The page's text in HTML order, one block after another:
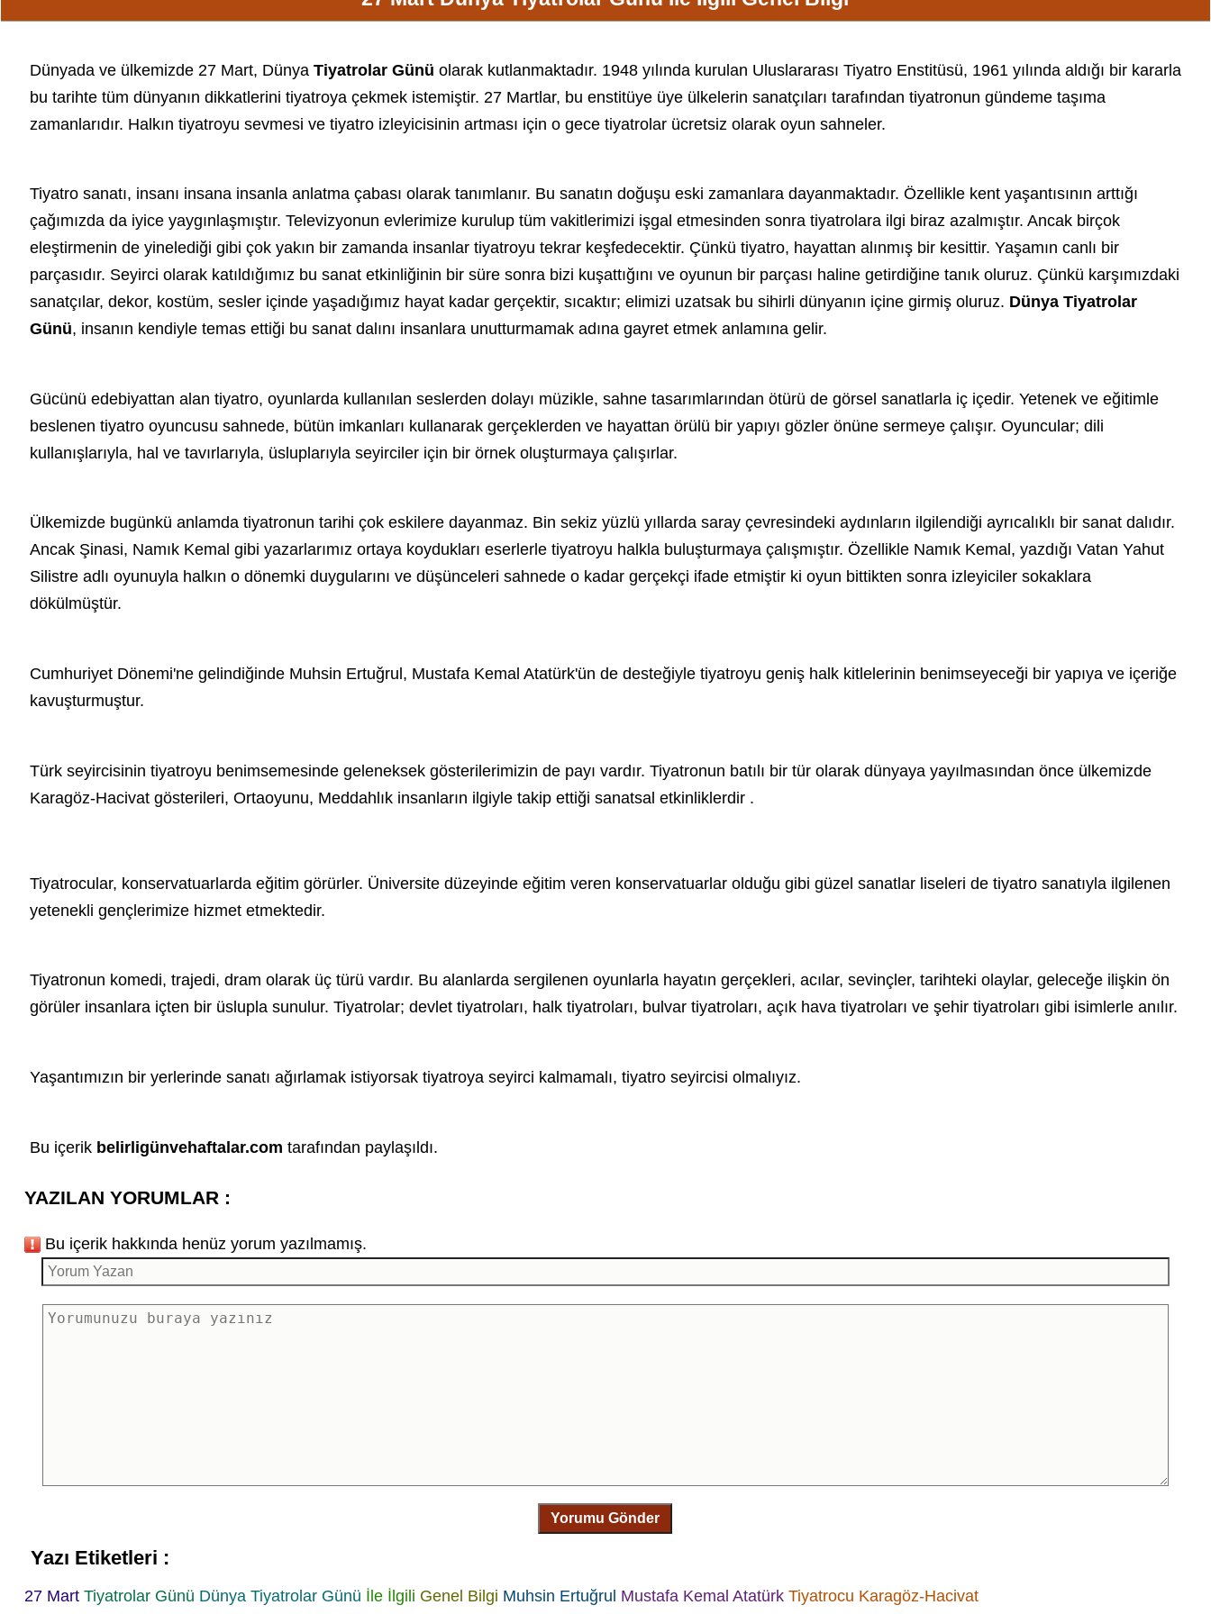
Dünyada ve ülkemizde 27 Mart, Dünya Tiyatrolar Günü olarak kutlanmaktadır. 1948 yılında kurulan Uluslararası Tiyatro Enstitüsü, 1961 yılında aldığı bir kararla
bu tarihte tüm dünyanın dikkatlerini tiyatroya çekmek istemiştir. 27 Martlar, bu enstitüye üye ülkelerin sanatçıları tarafından tiyatronun gündeme taşıma
zamanlarıdır. Halkın tiyatroyu sevmesi ve tiyatro izleyicisinin artması için o gece tiyatrolar ücretsiz olarak oyun sahneler.
Tiyatro sanatı, insanı insana insanla anlatma çabası olarak tanımlanır. Bu sanatın doğuşu eski zamanlara dayanmaktadır. Özellikle kent yaşantısının arttığı
çağımızda da iyice yaygınlaşmıştır. Televizyonun evlerimize kurulup tüm vakitlerimizi işgal etmesinden sonra tiyatrolara ilgi biraz azalmıştır. Ancak birçok
eleştirmenin de yinelediği gibi çok yakın bir zamanda insanlar tiyatroyu tekrar keşfedecektir. Çünkü tiyatro, hayattan alınmış bir kesittir. Yaşamın canlı bir
parçasıdır. Seyirci olarak katıldığımız bu sanat etkinliğinin bir süre sonra bizi kuşattığını ve oyunun bir parçası haline getirdiğine tanık oluruz. Çünkü karşımızdaki
sanatçılar, dekor, kostüm, sesler içinde yaşadığımız hayat kadar gerçektir, sıcaktır; elimizi uzatsak bu sihirli dünyanın içine girmiş oluruz. Dünya Tiyatrolar
Günü, insanın kendiyle temas ettiği bu sanat dalını insanlara unutturmamak adına gayret etmek anlamına gelir.
Gücünü edebiyattan alan tiyatro, oyunlarda kullanılan seslerden dolayı müzikle, sahne tasarımlarından ötürü de görsel sanatlarla iç içedir. Yetenek ve eğitimle
beslenen tiyatro oyuncusu sahnede, bütün imkanları kullanarak gerçeklerden ve hayattan örülü bir yapıyı gözler önüne sermeye çalışır. Oyuncular; dili
kullanışlarıyla, hal ve tavırlarıyla, üsluplarıyla seyirciler için bir örnek oluşturmaya çalışırlar.
Ülkemizde bugünkü anlamda tiyatronun tarihi çok eskilere dayanmaz. Bin sekiz yüzlü yıllarda saray çevresindeki aydınların ilgilendiği ayrıcalıklı bir sanat dalıdır.
Ancak Şinasi, Namık Kemal gibi yazarlarımız ortaya koydukları eserlerle tiyatroyu halkla buluşturmaya çalışmıştır. Özellikle Namık Kemal, yazdığı Vatan Yahut
Silistre adlı oyunuyla halkın o dönemki duygularını ve düşünceleri sahnede o kadar gerçekçi ifade etmiştir ki oyun bittikten sonra izleyiciler sokaklara
dökülmüştür.
Cumhuriyet Dönemi'ne gelindiğinde Muhsin Ertuğrul, Mustafa Kemal Atatürk'ün de desteğiyle tiyatroyu geniş halk kitlelerinin benimseyeceği bir yapıya ve içeriğe
kavuşturmuştur.
Türk seyircisinin tiyatroyu benimsemesinde geleneksek gösterilerimizin de payı vardır. Tiyatronun batılı bir tür olarak dünyaya yayılmasından önce ülkemizde
Karagöz-Hacivatgösterileri, Ortaoyunu, Meddahlık insanların ilgiyle takip ettiği sanatsal etkinliklerdir .
Tiyatrocular, konservatuarlarda eğitim görürler. Üniversite düzeyinde eğitim veren konservatuarlar olduğu gibi güzel sanatlar liseleri de tiyatro sanatıyla ilgilenen
yetenekli gençlerimize hizmet etmektedir.
Tiyatronun komedi, trajedi, dram olarak üç türü vardır. Bu alanlarda sergilenen oyunlarla hayatın gerçekleri, acılar, sevinçler, tarihteki olaylar, geleceğe ilişkin ön
görüler insanlara içten bir üslupla sunulur. Tiyatrolar; devlet tiyatroları, halk tiyatroları, bulvar tiyatroları, açık hava tiyatroları ve şehir tiyatroları gibi isimlerle anılır.
Yaşantımızın bir yerlerinde sanatı ağırlamak istiyorsak tiyatroya seyirci kalmamalı, tiyatro seyircisi olmalıyız.
Bu içerik belirligünvehaftalar.com tarafından paylaşıldı.
YAZILAN YORUMLAR :
Bu içerik hakkında henüz yorum yazılmamış.
Yorumu Gönder
Yazı Etiketleri :
27 Mart Tiyatrolar Günü Dünya Tiyatrolar Günü İle İlgili Genel Bilgi Muhsin Ertuğrul Mustafa Kemal Atatürk Tiyatrocu Karagöz-Hacivat